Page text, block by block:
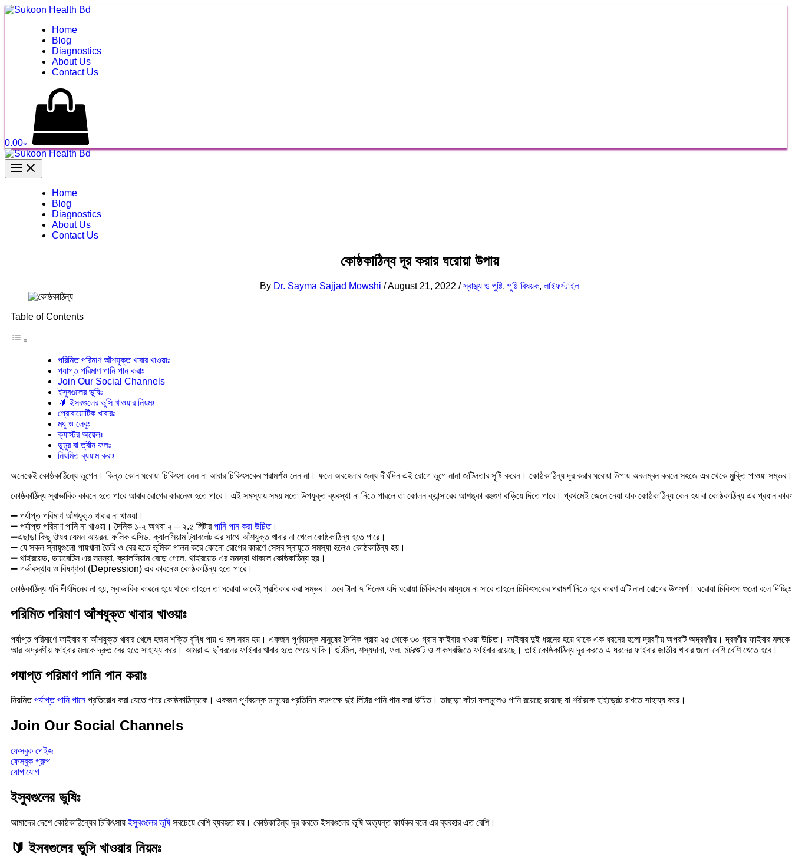
Skip
Home
Blog
Diagnostics
About Us
Contact Us
0.00৳
Main
Menu
Home
Blog
Diagnostics
About Us
Contact Us
কোষ্ঠকাঠিন্য দূর করার ঘরোয়া উপায়
By Dr. Sayma Sajjad Mowshi /August 21, 2022 /স্বাস্থ্য ও পুষ্টি, পুষ্টি বিষয়ক, লাইফস্টাইল
Table of Contents
পরিমিত পরিমাণ আঁশযুক্ত খাবার খাওয়াঃ
পযাপ্ত পরিমাণ পানি পান করাঃ
Join Our Social Channels
ইসুবগুলের ভুষিঃ
🔰 ইসবগুলের ভুসি খাওয়ার নিয়মঃ
প্রোবায়োটিক খাবারঃ
মধু ও লেবুঃ
ক্যাস্টর অয়েলঃ
ডুমুর বা ত্বীন ফলঃ
নিয়মিত ব্যয়াম করাঃ
অনেকেই কোষ্ঠকাঠিন্যে ভুগেন। কিন্ত কোন ঘরোয়া চিকিৎসা নেন না আবার চিকিৎসকের পরামর্শও নেন না। ফলে অবহেলার জন্য দীর্ঘদিন এই রোগে ভুগে নানা জটিলতার সৃষ্টি করেন। কোষ্ঠকাঠিন্য দূর করার ঘরোয়া উপায় অবলম্বন করলে সহজে এর থেকে মুক্তি পাওয়া সম্ভব।
কোষ্ঠকাঠিন্য স্বাভাবিক কারনে হতে পারে আবার রোগের কারনেও হতে পারে। এই সমস্যায় সময় মতো উপযুক্ত ব্যবস্থা না নিতে পারলে তা কোলন ক্যান্সারের আশঙ্কা বহুগুণ বাড়িয়ে দিতে পারে। প্রথমেই জেনে নেয়া যাক কোষ্ঠকাঠিন্য কেন হয় বা কোষ্ঠকাঠিন্য এর প্রধান
➖ পর্যাপ্ত পরিমাণ আঁশযুক্ত খাবার না খাওয়া।
➖ পর্যাপ্ত পরিমাণ পানি না খাওয়া। দৈনিক ১-২ অথবা ২ – ২.৫ লিটারপানি পান করা উচিত।
➖এছাড়া কিছু ঔষধ যেমন আয়রন, ফলিক এসিড, ক্যালসিয়াম ট্যাবলেট এর সাথে আঁশযুক্ত খাবার না খেলে কোষ্ঠকাঠিন্য হতে পারে।
➖ যে সকল স্নায়ুগুলো পায়খানা তৈরি ও বের হতে ভূমিকা পালন করে কোনো রোগের কারণে সেসব স্নায়ুতে সমস্যা হলেও কোষ্ঠকাঠিন্য হয়।
➖ থাইরয়েড, ডায়বেটিস এর সমস্যা, ক্যালসিয়াম বেড়ে গেলে, থাইরয়েড এর সমস্যা থাকলে কোষ্ঠকাঠিন্য হয়।
➖ গর্ভাবস্থায় ও বিষণ্ণতা (Depression) এর কারনেও কোষ্ঠকাঠিন্য হতে পারে।
কোষ্ঠকাঠিন্য যদি দীর্ঘদিনের না হয়, স্বাভাবিক কারনে হয়ে থাকে তাহলে তা ঘরোয়া ভাবেই প্রতিকার করা সম্ভব। তবে টানা ৭ দিনেও যদি ঘরোয়া চিকিৎসার মাধ্যমে না সারে তাহলে চিকিৎসকের পরামর্শ নিতে হবে কারণ এটি নানা রোগের উপসর্গ। ঘরোয়া চিকিৎসা গুলো বলে দিচ্ছিঃ
পরিমিত পরিমাণ আঁশযুক্ত খাবার খাওয়াঃ
পর্যাপ্ত পরিমাণে ফাইবার বা আঁশযুক্ত খাবার খেলে হজম শক্তি বৃদ্ধি পায় ও মল নরম হয়। একজন পূর্ণবয়স্ক মানুষের দৈনিক প্রায় ২৫ থেকে ৩০ গ্রাম ফাইবার খাওয়া উচিত। ফাইবার দুই ধরনের হয়ে থাকে এক ধরনের হলো দ্রবণীয় অপরটি অদ্রবণীয়। দ্রবণীয় ফাইবার
আর অদ্রবণীয় ফাইবার মলকে দ্রুত বের হতে সাহায্য করে। আমরা এ দু’ধরনের ফাইবার খাবার হতে পেয়ে থাকি। ওটমিল, শস্যদানা, ফল, মটরশুটি ও শাকসবজিতে ফাইবার রয়েছে। তাই কোষ্ঠকাঠিন্য দূর করতে এ ধরনের ফাইবার জাতীয় খাবার গুলো বেশি বেশি খেতে হবে।
পযাপ্ত পরিমাণ পানি পান করাঃ
নিয়মিতপর্যাপ্ত পানি পানেপ্রতিরোধ করা যেতে পারে কোষ্ঠকাঠিন্যকে। একজন পূর্ণবয়স্ক মানুষের প্রতিদিন কমপক্ষে দুই লিটার পানি পান করা উচিত। তাছাড়া কাঁচা ফলমূলেও পানি রয়েছে রয়েছে যা শরীরকে হাইড্রেট রাখতে সাহায্য করে।
Join Our Social Channels
ফেসবুক পেইজ
ফেসবুক গ্রুপ
যোগাযোগ
ইসুবগুলের ভুষিঃ
আমাদের দেশে কোষ্ঠকাঠিন্যের চিকিৎসায়ইসুবগুলের ভুষিসবচেয়ে বেশি ব্যবহৃত হয়। কোষ্ঠকাঠিন্য দূর করতে ইসবগুলের ভূষি অত্যন্ত কার্যকর বলে এর ব্যবহার এত বেশি।
🔰ইসবগুলের ভুসি খাওয়ার নিয়মঃ